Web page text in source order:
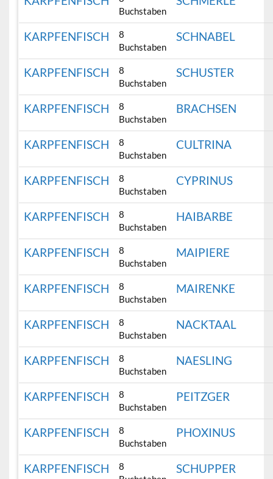
Buchstaben
KARPFENFISCH
8
Buchstaben
SCHNABEL
KARPFENFISCH
8
Buchstaben
SCHUSTER
KARPFENFISCH
8
Buchstaben
BRACHSEN
KARPFENFISCH
8
Buchstaben
CULTRINA
KARPFENFISCH
8
Buchstaben
CYPRINUS
KARPFENFISCH
8
Buchstaben
HAIBARBE
KARPFENFISCH
8
Buchstaben
MAIPIERE
KARPFENFISCH
8
Buchstaben
MAIRENKE
KARPFENFISCH
8
Buchstaben
NACKTAAL
KARPFENFISCH
8
Buchstaben
NAESLING
KARPFENFISCH
8
Buchstaben
PEITZGER
KARPFENFISCH
8
Buchstaben
PHOXINUS
KARPFENFISCH
8
SCHUPPER